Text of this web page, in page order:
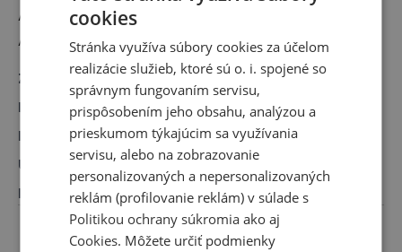
A-Factorij, Pilotenstraat 35 – 45, 1059 CH
Amsterdam, The Netherlands
Značka:New Balance
Druh
Obuv, Sneakersy
Pre koho: Pre neho, Pre ňu
Určenie:Klasické topánky
Farba
Hnedá
cookies
Stránka využíva súbory cookies za účelom
realizácie služieb, ktoré sú o. i. spojené so
správnym fungovaním servisu,
prispôsobením jeho obsahu, analýzou a
prieskumom týkajúcim sa využívania
servisu, alebo na zobrazovanie
personalizovaných a nepersonalizovaných
reklám (profilovanie reklám) v súlade s
Politikou ochrany súkromia ako aj
Cookies. Môžete určiť podmienky